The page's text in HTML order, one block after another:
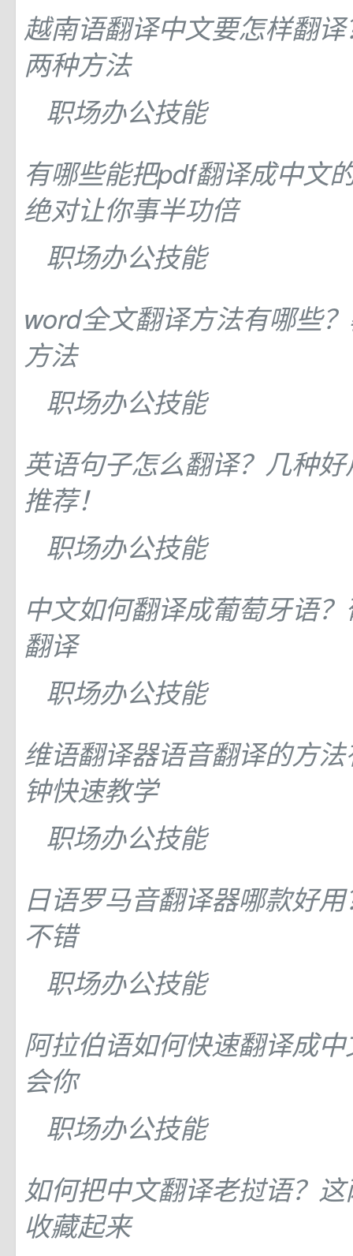
越南语翻译中文要怎样翻
两种方法
职场办公技能
有哪些能把pdf翻译成中文
绝对让你事半功倍
职场办公技能
word全文翻译方法有哪些
方法
职场办公技能
英语句子怎么翻译？几种
推荐！
职场办公技能
中文如何翻译成葡萄牙语
翻译
职场办公技能
维语翻译器语音翻译的方
钟快速教学
职场办公技能
日语罗马音翻译器哪款好
不错
职场办公技能
阿拉伯语如何快速翻译成
会你
职场办公技能
如何把中文翻译老挝语？
收藏起来